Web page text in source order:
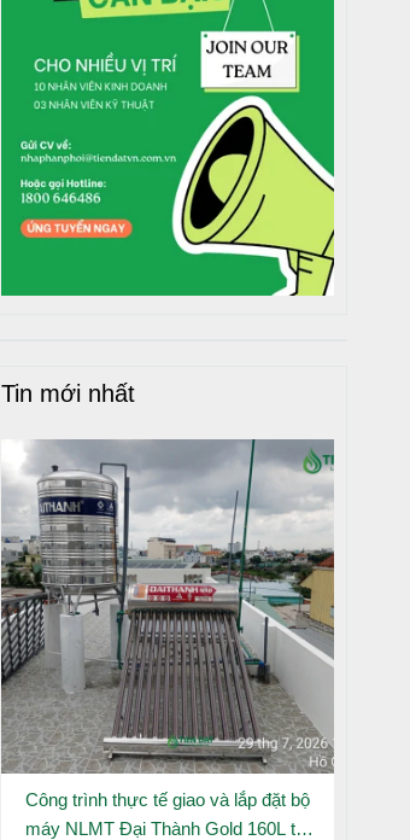
Tin mới nhất
Công trình thực tế giao và lắp đặt bộ
máy NLMT Đại Thành Gold 160L tại